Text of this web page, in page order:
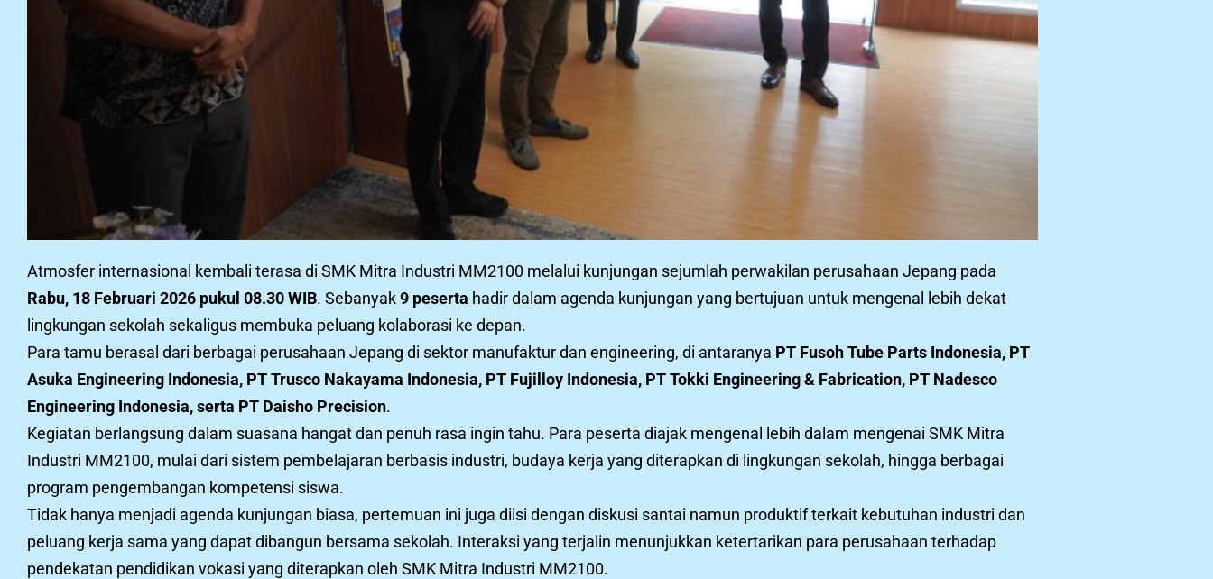
Atmosfer internasional kembali terasa di SMK Mitra Industri MM2100 melalui kunjungan sejumlah perwakilan perusahaan Jepang pada
Rabu, 18 Februari 2026 pukul 08.30 WIB. Sebanyak9 peserta hadir dalam agenda kunjungan yang bertujuan untuk mengenal lebih dekat
lingkungan sekolah sekaligus membuka peluang kolaborasi ke depan.
Para tamu berasal dari berbagai perusahaan Jepang di sektor manufaktur dan engineering, di antaranya PT Fusoh Tube Parts Indonesia, PT
Asuka Engineering Indonesia, PT Trusco Nakayama Indonesia, PT Fujilloy Indonesia, PT Tokki Engineering & Fabrication, PT Nadesco
Engineering Indonesia, serta PT Daisho Precision.
Kegiatan berlangsung dalam suasana hangat dan penuh rasa ingin tahu. Para peserta diajak mengenal lebih dalam mengenai SMK Mitra
Industri MM2100, mulai dari sistem pembelajaran berbasis industri, budaya kerja yang diterapkan di lingkungan sekolah, hingga berbagai
program pengembangan kompetensi siswa.
Tidak hanya menjadi agenda kunjungan biasa, pertemuan ini juga diisi dengan diskusi santai namun produktif terkait kebutuhan industri dan
peluang kerja sama yang dapat dibangun bersama sekolah. Interaksi yang terjalin menunjukkan ketertarikan para perusahaan terhadap
pendekatan pendidikan vokasi yang diterapkan oleh SMK Mitra Industri MM2100.